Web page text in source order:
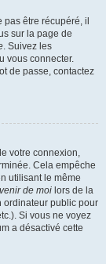
être récupéré, il
sur la page de
. Suivez les
vous connecter.
de passe, contactez
votre connexion,
Cela empêche
utilisant le même
de moi lors de la
ordinateur public pour
Si vous ne voyez
a désactivé cette